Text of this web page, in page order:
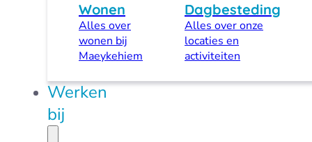
Wonen
Alles over
wonen bij
Maeykehiem
Dagbesteding
Alles over onze
locaties en
activiteiten
Werken
bij